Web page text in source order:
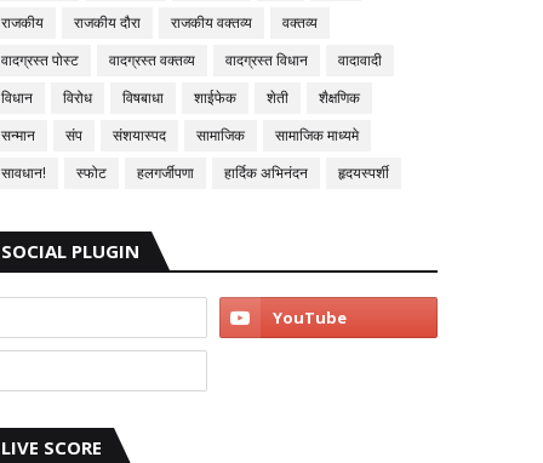
राजकीय
राजकीय दौरा राजकीय वक्तव्य
वक्तव्य
वादग्रस्त पोस्ट
वादग्रस्त वक्तव्य वादग्रस्त विधान
वादावादी
विधान
विरोध विषबाधा शाईफेक शेती
शैक्षणिक
सन्मान
संप संशयास्पद सामाजिक
सामाजिक माध्यमे
सावधान!
स्फोट हलगर्जीपणा हार्दिक अभिनंदन हृदयस्पर्शी
SOCIAL PLUGIN
LIVE SCORE